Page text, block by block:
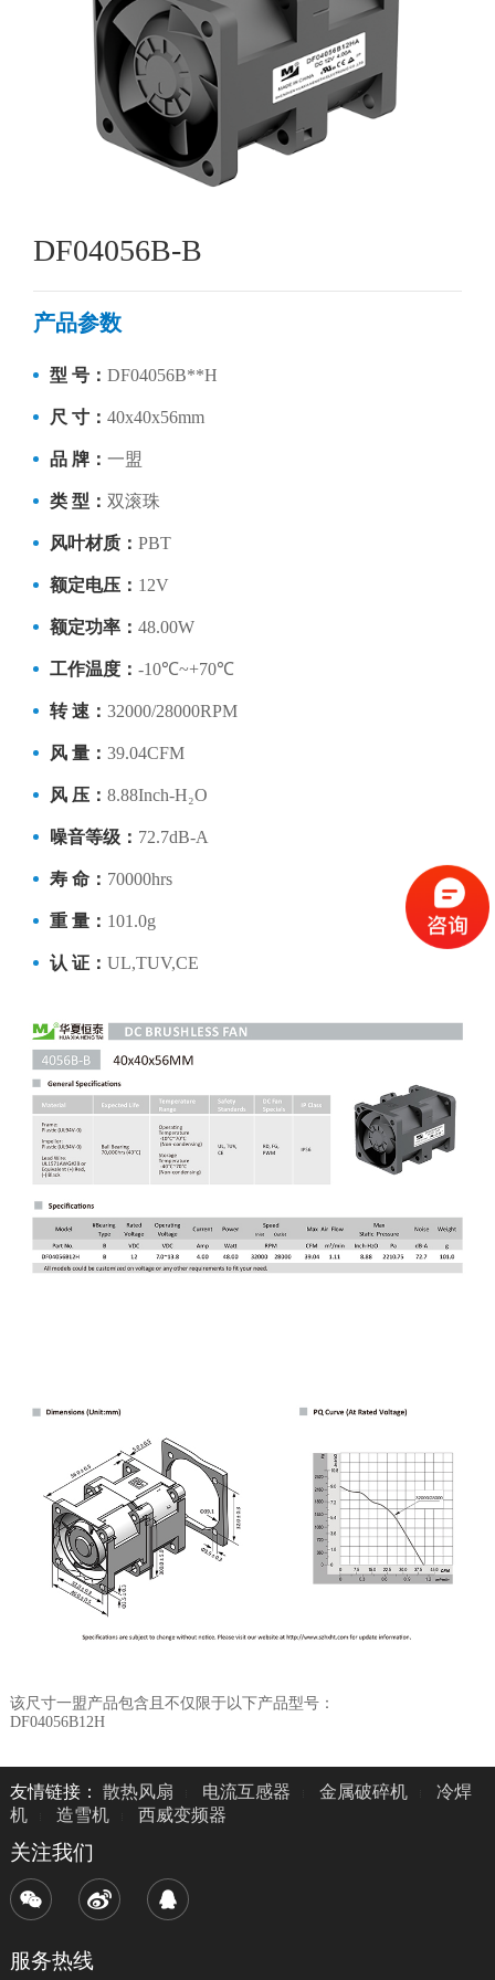
DF04056B-B
产品参数
型 号：DF04056B**H
尺 寸：40x40x56mm
品 牌：一盟
类 型：双滚珠
风叶材质：PBT
额定电压： 12V
额定功率：48.00W
工作温度：-10℃~+70℃
转 速：32000/28000RPM
风 量：39.04CFM
风 压：8.88Inch-H₂O
噪音等级： 72.7dB-A
寿 命： 70000hrs
重 量： 101.0g
认 证：UL,TUV,CE
该尺寸一盟产品包含且不仅限于以下产品型号：
DF04056B12H
友情链接： 散热风扇 电流互感器 金属破碎机
冷焊
机
造雪机 西威变频器
关注我们
服务热线